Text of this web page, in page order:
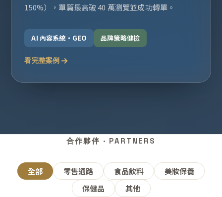
150%），單篇最高破 40 萬瀏覽並成功轉單。
AI 內容系統・GEO 品牌策略健檢
看完整案例
合作夥伴 · PARTNERS
全部 零售通路 食品飲料
美妝保養
保健品
其他